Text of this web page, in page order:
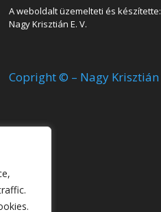
A weboldalt üzemelteti és készítette:
Nagy Krisztián E. V.
Copright © – Nagy Krisztián